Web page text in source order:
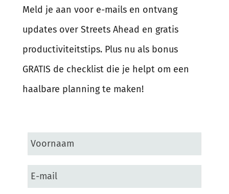
Meld je aan voor e-mails en ontvang
updates over Streets Ahead en gratis
productiviteitstips. Plus nu als bonus
GRATIS de checklist die je helpt om een
haalbare planning te maken!